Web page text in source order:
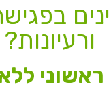
ורעיונות?
ראשוני